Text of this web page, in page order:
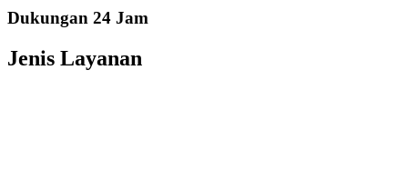
Dukungan 24 Jam
Jenis Layanan